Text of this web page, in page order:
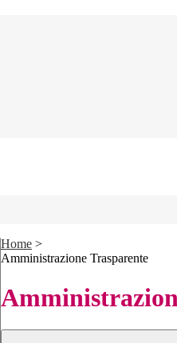
Home >
Amministrazione Trasparente